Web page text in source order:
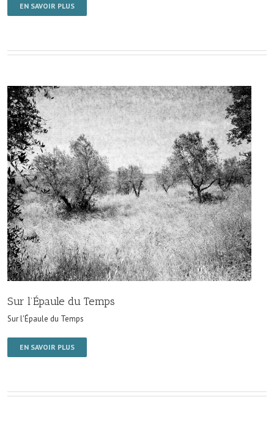
EN SAVOIR PLUS
Sur l’Épaule du Temps
Sur l'Épaule du Temps
EN SAVOIR PLUS